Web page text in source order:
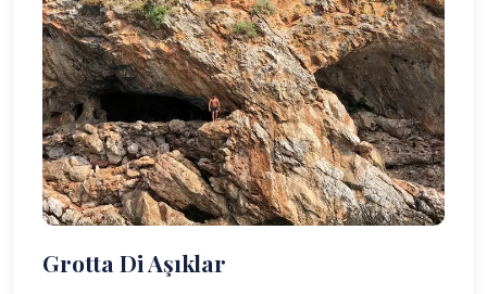
Grotta Di Aşıklar